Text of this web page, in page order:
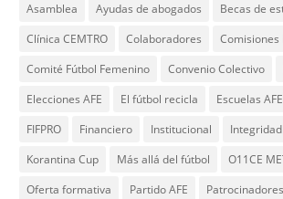
Asamblea
Ayudas de abogados Becas de
Clínica CEMTRO
Colaboradores
Comisiones
Comité Fútbol Femenino
Convenio Colectivo
Elecciones AFE
El fútbol recicla Escuelas AFE
FIFPRO
Financiero Institucional Integridad
Korantina Cup
Más allá del fútbol
O11CE
Oferta formativa
Partido AFE
Patrocinadores